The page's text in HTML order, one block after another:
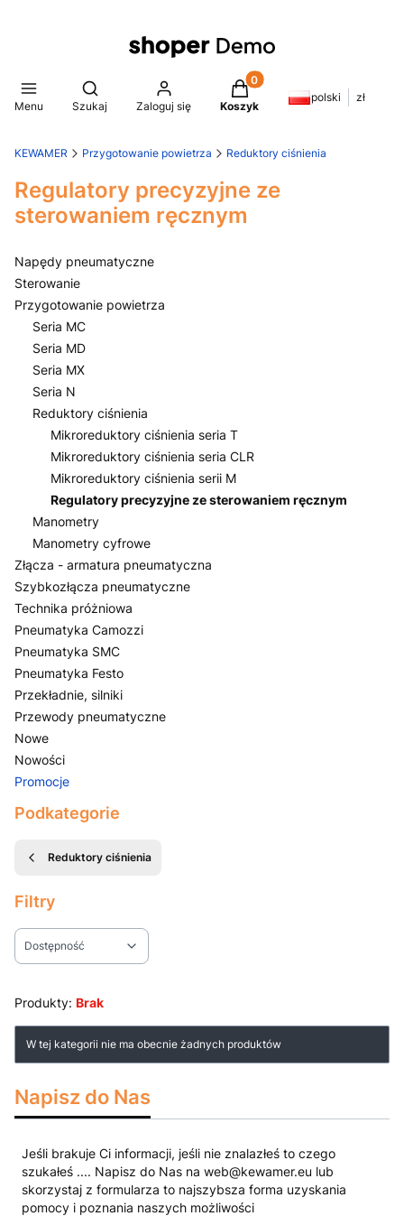
Menu
Otwórz wyszukiwarkę
Szukaj Zaloguj się
Produkty w koszyku: 0.
Koszyk
polski zł
KEWAMER Przygotowanie powietrza Reduktory ciśnienia
Regulatory precyzyjne ze
sterowaniem ręcznym
Napędy pneumatyczne
Sterowanie
Przygotowanie powietrza
Seria MC
Seria MD
Seria MX
Seria N
Reduktory ciśnienia
Mikroreduktory ciśnienia seria T
Mikroreduktory ciśnienia seria CLR
Mikroreduktory ciśnienia serii M
Regulatory precyzyjne ze sterowaniem ręcznym
Manometry
Manometry cyfrowe
Złącza - armatura pneumatyczna
Szybkozłącza pneumatyczne
Technika próżniowa
Pneumatyka Camozzi
Pneumatyka SMC
Pneumatyka Festo
Przekładnie, silniki
Przewody pneumatyczne
Nowe
Nowości
Promocje
Koniec menu
Podkategorie
Reduktory ciśnienia
Filtry
Dostępność
Produkty: Brak
Lista produktów
W tej kategorii nie ma obecnie żadnych produktów
Napisz do Nas
Jeśli brakuje Ci informacji, jeśli nie znalazłeś to czego
szukałeś .... Napisz do Nas na web@kewamer.eu lub
skorzystaj z formularza to najszybsza forma uzyskania
pomocy i poznania naszych możliwości